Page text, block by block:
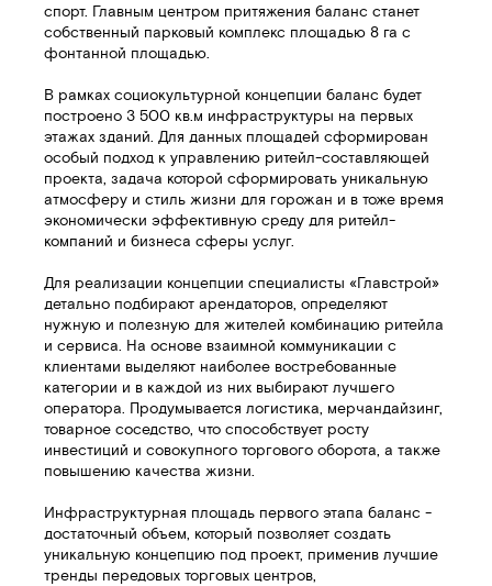
спорт. Главным центром притяжения баланс станет
собственный парковый комплекс площадью 8 га с
фонтанной площадью.
В рамках социокультурной концепции баланс будет
построено 3 500 кв.м инфраструктуры на первых
этажах зданий. Для данных площадей сформирован
особый подход к управлению ритейл-составляющей
проекта, задача которой сформировать уникальную
атмосферу и стиль жизни для горожан и в тоже время
экономически эффективную среду для ритейл-
компаний и бизнеса сферы услуг.
Для реализации концепции специалисты «Главстрой»
детально подбирают арендаторов, определяют
нужную и полезную для жителей комбинацию ритейла
и сервиса. На основе взаимной коммуникации с
клиентами выделяют наиболее востребованные
категории и в каждой из них выбирают лучшего
оператора. Продумывается логистика, мерчандайзинг,
товарное соседство, что способствует росту
инвестиций и совокупного торгового оборота, а также
повышению качества жизни.
Инфраструктурная площадь первого этапа баланс -
достаточный объем, который позволяет создать
уникальную концепцию под проект, применив лучшие
тренды передовых торговых центров,